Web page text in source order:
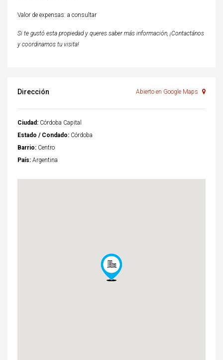
Valor de expensas: a consultar
Si te gustó esta propiedad y queres saber más información, ¡Contactános
y coordinamos tu visita!
Dirección Abierto en Google Maps
Ciudad: Córdoba Capital
Estado / Condado: Córdoba
Barrio: Centro
País: Argentina